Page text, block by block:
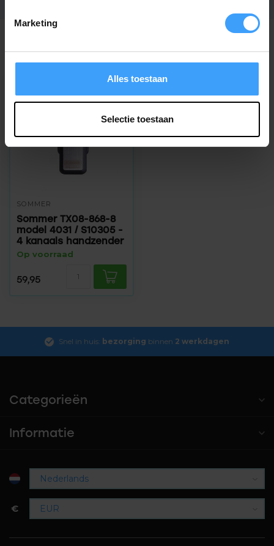
Marketing
Alles toestaan
Selectie toestaan
Recent bekeken
SOMMER
Sommer TX08-868-8
model 4031 / S10305 -
4 kanaals handzender
Op voorraad
59,95
Snel in huis: bezorging binnen 2 werkdagen
Categorieën
Informatie
€